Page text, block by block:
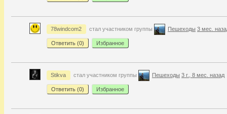
78windcom2 стал участником группы Пешеходы 3 мес.
Ответить (0) Избранное
Stikva стал участником группы Пешеходы 3 г., 8 мес. назад
Ответить (0) Избранное